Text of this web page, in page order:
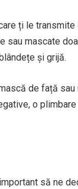
ți le transmite
sau mascate
și grijă.
de față sau
o plimbare
să ne